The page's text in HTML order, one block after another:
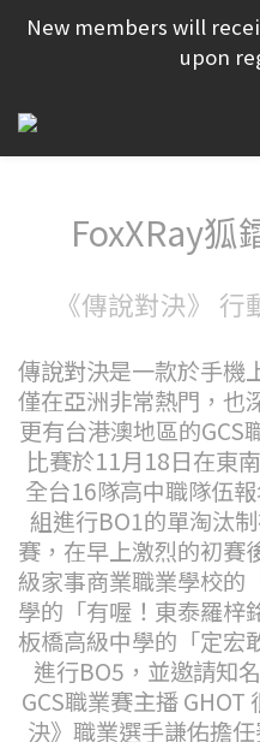
New members will
upon
FoxXRay狐
《傳說對決》
傳說對決是一款於手機
僅在亞洲非常熱門，也
更有台港澳地區的GCS
比賽於11月18日在東
全台16隊高中職隊伍
組進行BO1的單淘汰
賽，在早上激烈的初賽
級家事商業職業學校的
學的「有喔！東泰羅梓
板橋高級中學的「定宏
進行BO5，並邀請知
GCS職業賽主播
決》職業選手謙佑擔